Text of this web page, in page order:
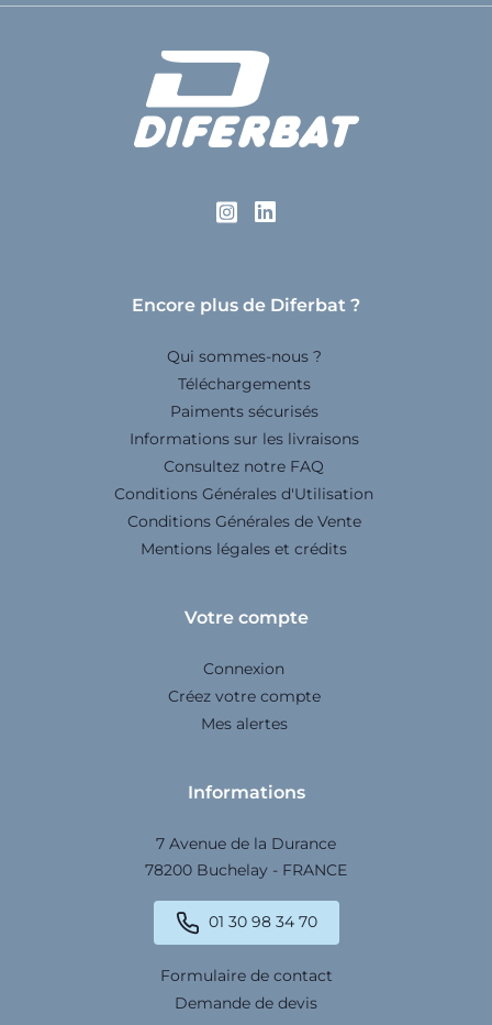
Encore plus de Diferbat ?
Qui sommes-nous ?
Téléchargements
Paiments sécurisés
Informations sur les livraisons
Consultez notre FAQ
Conditions Générales d'Utilisation
Conditions Générales de Vente
Mentions légales et crédits
Votre compte
Connexion
Créez votre compte
Mes alertes
Informations
7 Avenue de la Durance
78200 Buchelay - FRANCE
01 30 98 34 70
Formulaire de contact
Demande de devis